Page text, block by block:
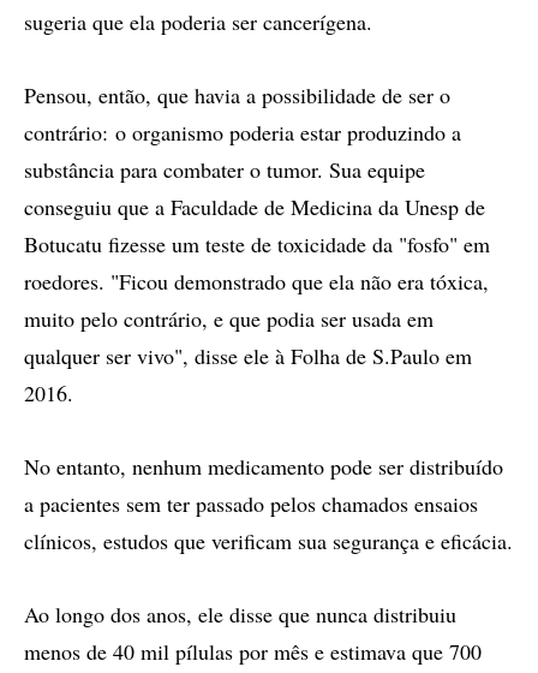
sugeria que ela poderia ser cancerígena.
Pensou, então, que havia a possibilidade de ser o
contrário: o organismo poderia estar produzindo a
substância para combater o tumor. Sua equipe
conseguiu que a Faculdade de Medicina da Unesp de
Botucatu fizesse um teste de toxicidade da "fosfo" em
roedores. "Ficou demonstrado que ela não era tóxica,
muito pelo contrário, e que podia ser usada em
qualquer ser vivo", disse ele à Folha de S.Paulo em
2016.
No entanto, nenhum medicamento pode ser distribuído
a pacientes sem ter passado pelos chamados ensaios
clínicos, estudos que verificam sua segurança e eficácia.
Ao longo dos anos, ele disse que nunca distribuiu
menos de 40 mil pílulas por mês e estimava que 700